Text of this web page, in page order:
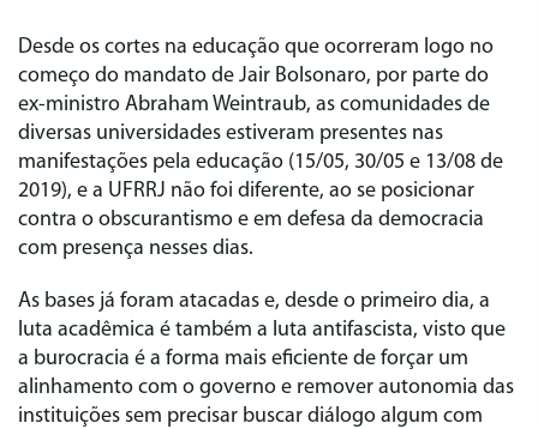
Desde os cortes na educação que ocorreram logo no
começo do mandato de Jair Bolsonaro, por parte do
ex-ministro Abraham Weintraub, as comunidades de
diversas universidades estiveram presentes nas
manifestações pela educação (15/05, 30/05 e 13/08 de
2019), e a UFRRJ não foi diferente, ao se posicionar
contra o obscurantismo e em defesa da democracia
com presença nesses dias.
As bases já foram atacadas e, desde o primeiro dia, a
luta acadêmica é também a luta antifascista, visto que
a burocracia é a forma mais eficiente de forçar um
alinhamento com o governo e remover autonomia das
instituições sem precisar buscar diálogo algum com